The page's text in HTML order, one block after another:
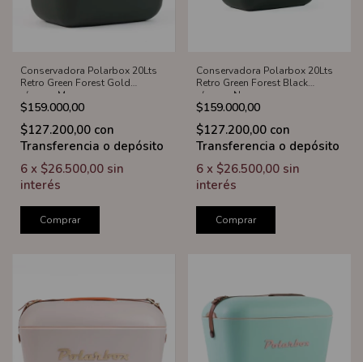
Conservadora Polarbox 20Lts
Retro Green Forest Gold
c/correa Marron
$159.000,00
$127.200,00 con
Transferencia o depósito
6 x $26.500,00 sin
interés
Comprar
Conservadora Polarbox 20Lts
Retro Green Forest Black
c/correa Negra
$159.000,00
$127.200,00 con
Transferencia o depósito
6 x $26.500,00 sin
interés
Comprar